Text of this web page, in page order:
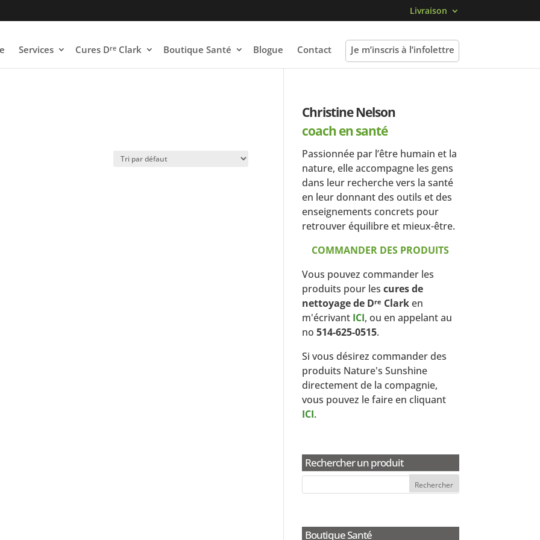
Livraison
Services Cures DreClark Boutique Santé Blogue Contact Je m’inscris à l’infolettre
Christine Nelson
coach en santé
Passionnée par l’être humain et la
nature, elle accompagne les gens
dans leur recherche vers la santé
en leur donnant des outils et des
enseignements concrets pour
retrouver équilibre et mieux-être.
COMMANDER DES PRODUITS
Vous pouvez commander les
produits pour lescures de
nettoyage de Dre Clark en
m'écrivant ICI, ou en appelant au
no514-625-0515.
Si vous désirez commander des
produits Nature's Sunshine
directement de la compagnie,
vous pouvez le faire en cliquant
ICI.
Rechercher un produit
Boutique Santé